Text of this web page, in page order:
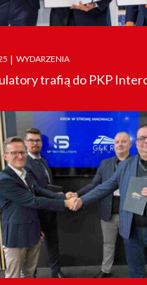
| WYDARZENIA
trafią do PKP